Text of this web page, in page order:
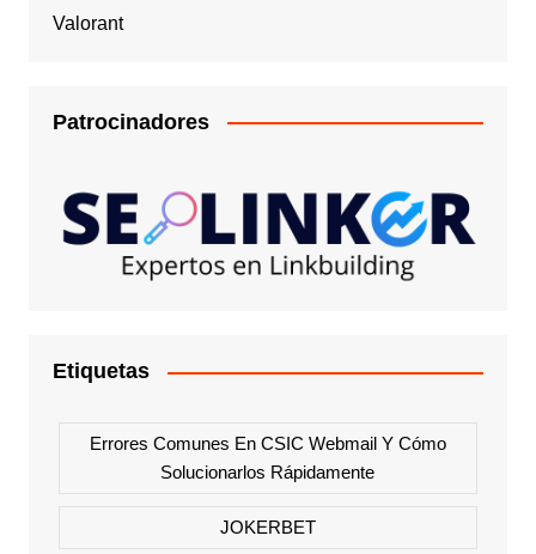
Valorant
Patrocinadores
Etiquetas
Errores Comunes En CSIC Webmail Y Cómo
Solucionarlos Rápidamente
JOKERBET